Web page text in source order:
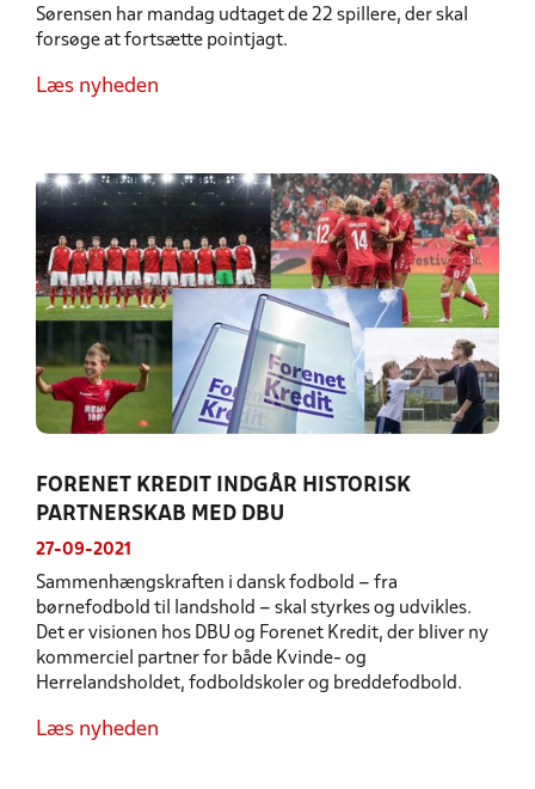
Sørensen har mandag udtaget de 22 spillere, der skal
forsøge at fortsætte pointjagt.
Læs nyheden
FORENET KREDIT INDGÅR HISTORISK
PARTNERSKAB MED DBU
27-09-2021
Sammenhængskraften i dansk fodbold – fra
børnefodbold til landshold – skal styrkes og udvikles.
Det er visionen hos DBU og Forenet Kredit, der bliver ny
kommerciel partner for både Kvinde- og
Herrelandsholdet, fodboldskoler og breddefodbold.
Læs nyheden